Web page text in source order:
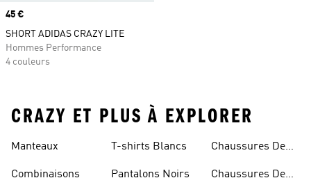
Prix
45 €
SHORT ADIDAS CRAZY LITE
Hommes Performance
4 couleurs
CRAZY ET PLUS À EXPLORER
Manteaux
Combinaisons
T-shirts Blancs
Pantalons Noirs
Chaussures De
Chaussures De